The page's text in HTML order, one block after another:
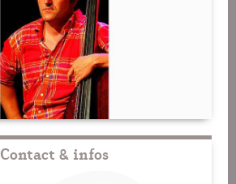
Contact & infos